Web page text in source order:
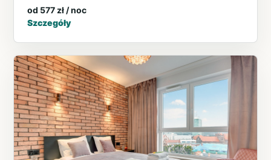
od 577 zł / noc
Szczegóły